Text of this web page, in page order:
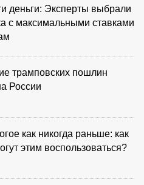
деньги: Эксперты выбрали
с максимальными ставками
трамповских пошлин
России
как никогда раньше: как
этим воспользоваться?